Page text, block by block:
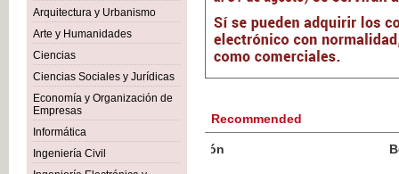
Arquitectura y Urbanismo
Arte y Humanidades
Ciencias
Ciencias Sociales y Jurídicas
Economía y Organización de
Empresas
Informática
Ingeniería Civil
Recommended
Botánica Agroalimentaria